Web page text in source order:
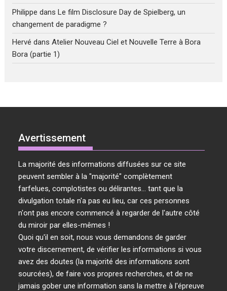
Philippe dansLe film Disclosure Day de Spielberg, un
changement de paradigme ?
Hervé dansAtelier Nouveau Ciel et Nouvelle Terre à Bora
Bora (partie 1)
Avertissement
La majorité des informations diffusées sur ce site
peuvent sembler à la "majorité" complètement
farfelues, complotistes ou délirantes... tant que la
divulgation totale n'a pas eu lieu, car ces personnes
n'ont pas encore commencé à regarder de l'autre côté
du miroir par elles-mêmes !
Quoi qu'il en soit, nous vous demandons de garder
votre discernement, de vérifier les informations si vous
avez des doutes (la majorité des informations sont
sourcées), de faire vos propres recherches, et de ne
jamais gober une information sans la mettre à l'épreuve